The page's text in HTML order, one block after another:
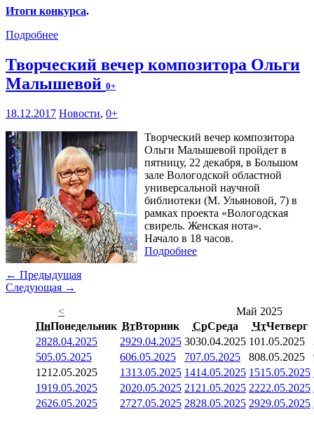
Итоги конкурса.
Подробнее
Творческий вечер композитора Ольги
Малышевой 0+
18.12.2017 Новости, 0+
Творческий вечер композитора
Ольги Малышевой пройдет в
пятницу, 22 декабря, в Большом
зале Вологодской областной
универсальной научной
библиотеки (М. Ульяновой, 7) в
рамках проекта «Вологодская
свирель. Женская нота».
Начало в 18 часов.
Подробнее
← Предыдущая
Следующая →
<
Май 2025
ПнПонедельник ВтВторник СрСреда ЧтЧетверг
2828.04.2025 2929.04.2025 3030.04.2025 101.05.2025
505.05.2025 606.05.2025 707.05.2025 808.05.2025
1212.05.2025 1313.05.2025 1414.05.2025 1515.05.2025
1919.05.2025 2020.05.2025 21 21.05.2025 2222.05.2025
2626.05.2025 2727.05.2025 2828.05.2025 2929.05.2025